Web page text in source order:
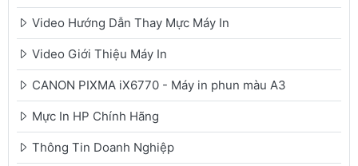
Video Hướng Dẫn Thay Mực Máy In
Video Giới Thiệu Máy In
CANON PIXMA iX6770 - Máy in phun màu A3
Mực In HP Chính Hãng
Thông Tin Doanh Nghiệp